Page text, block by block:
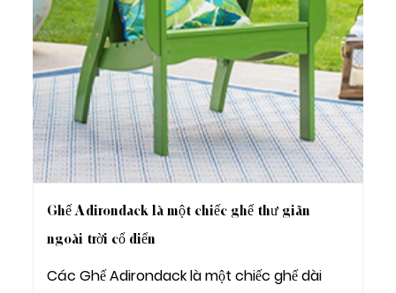
Ghế Adirondack là một chiếc ghế thư giãn
ngoài trời cổ điển
Các Ghế Adirondack là một chiếc ghế dài